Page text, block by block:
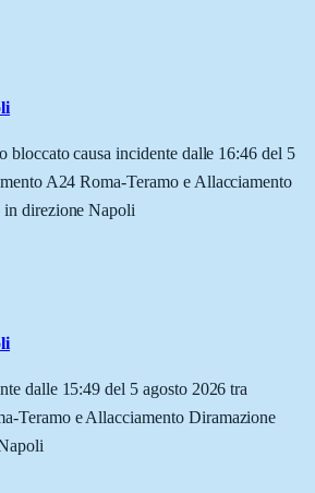
causa incidente dalle 16:46 del 5
A24 Roma-Teramo e Allacciamento
direzione Napoli
dalle 15:49 del 5 agosto 2026 tra
Teramo e Allacciamento Diramazione